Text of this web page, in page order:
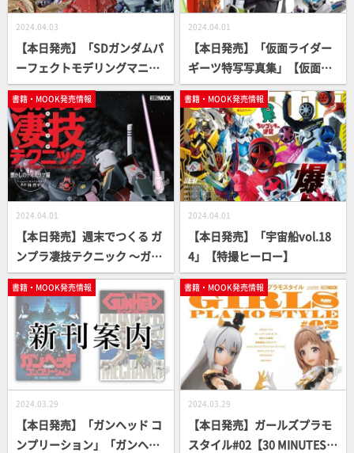
2024.04.03
【本日発売】「SDガンダムパ
ーフェクトモデリングマニュ
アル」【SDキット製作ガイ
ド】
2024.04.01
【本日発売】「仮面ライダー
ギーツ特写写真集」【仮面ラ
イダー】
書籍・MOOK発売情報
2024.04.01
【本日発売】週末でつくる ガ
ンプラ凄技テクニック ～ガン
プラ簡単フィニッシュのスス
メ～ 懐かしのディオラマ編
【ガンプラ How To MOOK】
書籍・MOOK発売情報
2024.04.01
【本日発売】「宇宙船vol.18
4」【特撮ヒーロー】
書籍・MOOK発売情報
2024.03.29
【本日発売】「ガンヘッド コ
ンプリーション」「ガンヘッ
書籍・MOOK発売情報
2024.03.29
【本日発売】ガールズプラモ
スタイル#02【30 MINUTES S